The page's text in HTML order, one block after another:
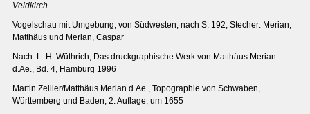
Veldkirch.
Vogelschau mit Umgebung, von Südwesten, nach S. 192, Stecher: Merian,
Matthäus und Merian, Caspar
Nach: L. H. Wüthrich, Das druckgraphische Werk von Matthäus Merian
d.Ae., Bd. 4, Hamburg 1996
Martin Zeiller/Matthäus Merian d.Ae., Topographie von Schwaben,
Württemberg und Baden, 2. Auflage, um 1655